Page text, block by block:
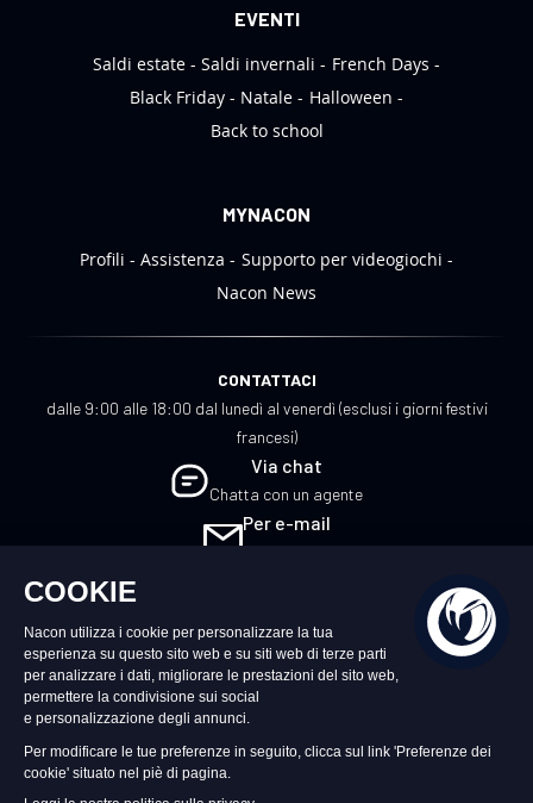
EVENTI
Saldi estate
Saldi invernali
French Days
Black Friday
Natale
Halloween
Back to school
MYNACON
Profili
Assistenza
Supporto per videogiochi
Nacon News
CONTATTACI
dalle 9:00 alle 18:00 dal lunedì al venerdì (esclusi i giorni festivi
francesi)
Via chat
Chatta con un agente
Per e-mail
Scrivici
©2026 – Nacon | NACON™ è un marchio